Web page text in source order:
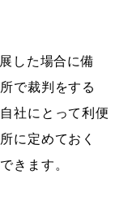
した場合に備
で裁判をする
社にとって利便
に定めておく
きます。